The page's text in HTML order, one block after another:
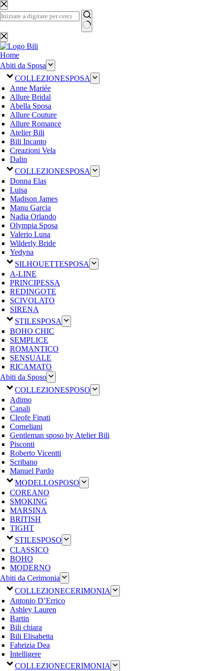
Salta
al
contenuto
Nessun
risultato
Home
Abiti da Sposa
COLLEZIONESPOSA
Anne Mariée
Allure Bridal
Abella Sposa
Allure Couture
Allure Romance
Atelier Bili
Bili Incanto
Creazioni Vela
Dalin
COLLEZIONESPOSA
Donna Elas
Luisa
Madison James
Manu Garcia
Nadia Orlando
Olympia Sposa
Valerio Luna
Wilderly Bride
Yedyna
SILHOUETTESPOSA
A-LINE
PRINCIPESSA
REDINGOTE
SCIVOLATO
SIRENA
STILESPOSA
BOHO CHIC
SEMPLICE
ROMANTICO
SENSUALE
RICAMATO
Abiti da Sposo
COLLEZIONESPOSO
Adimo
Canali
Cleofe Finati
Corneliani
Gentleman sposo by Atelier Bili
Pisconti
Roberto Vicentti
Scribano
Manuel Pardo
MODELLOSPOSO
COREANO
SMOKING
MARSINA
BRITISH
TIGHT
STILESPOSO
CLASSICO
BOHO
MODERNO
Abiti da Cerimonia
COLLEZIONECERIMONIA
Antonio D’Errico
Ashley Lauren
Bartin
Bili chiara
Bili Elisabetta
Fabrizia Dea
Intelligere
COLLEZIONECERIMONIA